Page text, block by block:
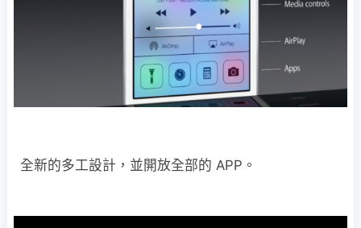
全新的多工設計，並開放全部的 APP。